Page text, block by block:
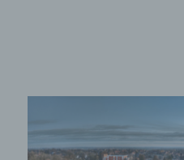
MP Mario
Training